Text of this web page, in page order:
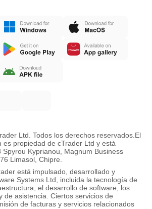
Ltd. Todos los derechos reservados. El
es propiedad de cTrader Ltd y está
Kyprianou, Magnum Business
Limasol, Chipre.
está impulsado, desarrollado y
Systems Ltd, incluida la tecnología de
el desarrollo de software, los
de asistencia. Ciertos servicios de
de facturas y servicios relacionados